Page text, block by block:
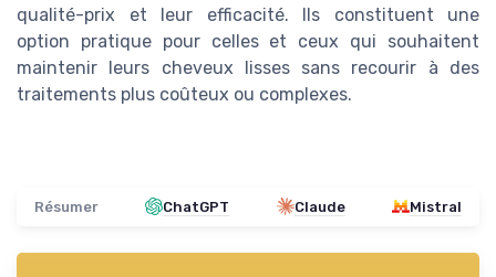
qualité-prix et leur efficacité. Ils constituent une
option pratique pour celles et ceux qui souhaitent
maintenir leurs cheveux lisses sans recourir à des
traitements plus coûteux ou complexes.
Résumer ChatGPT Claude Mistral